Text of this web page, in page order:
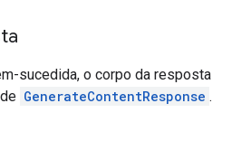
sucedida, o corpo da resposta
GenerateContentResponse .